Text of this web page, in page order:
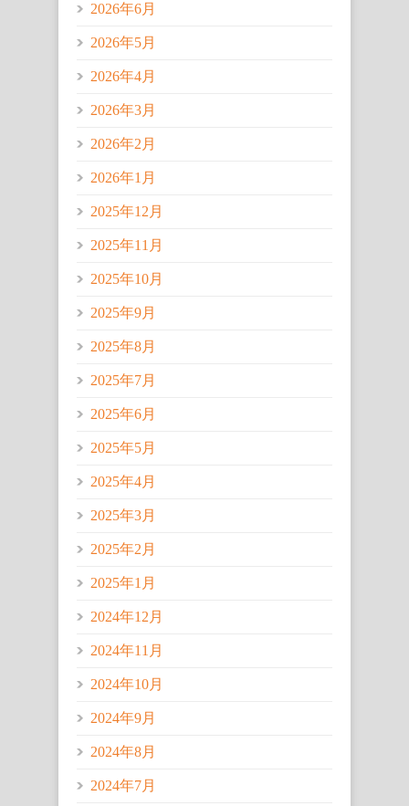
2026年6月
2026年5月
2026年4月
2026年3月
2026年2月
2026年1月
2025年12月
2025年11月
2025年10月
2025年9月
2025年8月
2025年7月
2025年6月
2025年5月
2025年4月
2025年3月
2025年2月
2025年1月
2024年12月
2024年11月
2024年10月
2024年9月
2024年8月
2024年7月